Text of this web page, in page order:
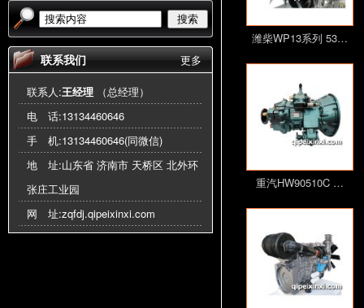
搜索
更多
联系我们
联系人:王经理 （总经理）
电 话:13134460646
手 机:13134460646(同微信)
地 址:山东省 济南市 天桥区 北外环
张庄工业园
网 址:zqfdj.qipeixinxi.com
潍柴WP13系列 53…
重汽HW90510C …